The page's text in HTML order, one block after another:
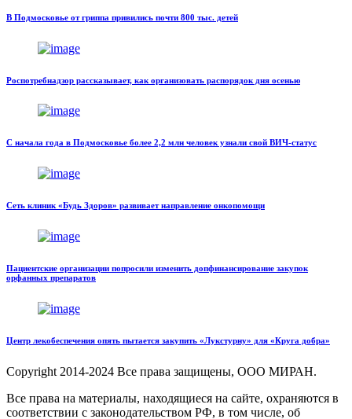
В Подмосковье от гриппа привились почти 800 тыс. детей
Роспотребнадзор рассказывает, как организовать распорядок дня осенью
С начала года в Подмосковье более 2,2 млн человек узнали свой ВИЧ-статус
Сеть клиник «Будь Здоров» развивает направление онкопомощи
Пациентские организации попросили изменить допфинансирование закупок
орфанных препаратов
Центр лекобеспечения опять пытается закупить «Лукстурну» для «Круга добра»
Copyright 2014-2024 Все права защищены, ООО МИРАН.
Все права на материалы, находящиеся на сайте, охраняются в
соответствии с законодательством РФ, в том числе, об